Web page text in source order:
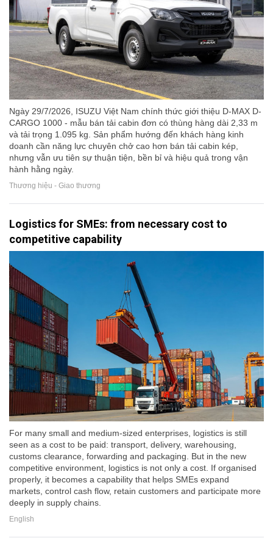
Ngày 29/7/2026, ISUZU Việt Nam chính thức giới thiệu D-MAX D-
CARGO 1000 - mẫu bán tải cabin đơn có thùng hàng dài 2,33 m
và tải trọng 1.095 kg. Sản phẩm hướng đến khách hàng kinh
doanh cần năng lực chuyên chở cao hơn bán tải cabin kép,
nhưng vẫn ưu tiên sự thuận tiện, bền bỉ và hiệu quả trong vận
hành hằng ngày.
Thương hiệu - Giao thương
Logistics for SMEs: from necessary cost to
competitive capability
For many small and medium-sized enterprises, logistics is still
seen as a cost to be paid: transport, delivery, warehousing,
customs clearance, forwarding and packaging. But in the new
competitive environment, logistics is not only a cost. If organised
properly, it becomes a capability that helps SMEs expand
markets, control cash flow, retain customers and participate more
deeply in supply chains.
English